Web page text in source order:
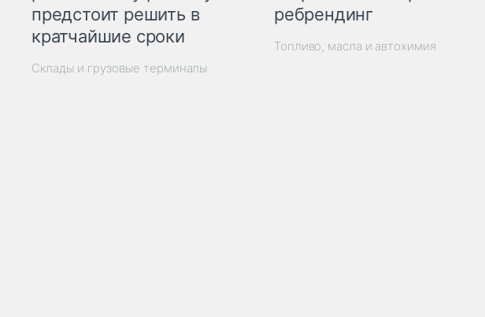
предстоит решить в
кратчайшие сроки
Склады и грузовые терминалы
ребрендинг
Топливо, масла и автохимия